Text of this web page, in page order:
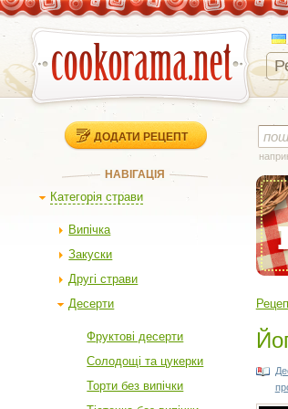
ДОДАТИ РЕЦЕПТ
НАВІГАЦІЯ
Категорія страви
Випічка
Закуски
Другі страви
Десерти
Фруктові десерти
Солодощі та цукерки
Торти без випічки